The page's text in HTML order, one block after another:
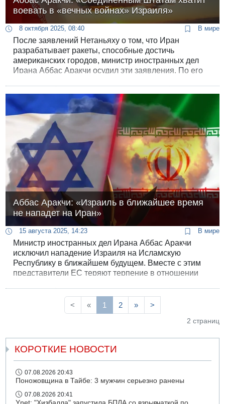
воевать в «вечных войнах» Израиля»
8 октября 2025, 08:40 В мире
После заявлений Нетаньяху о том, что Иран
разрабатывает ракеты, способные достичь
американских городов, министр иностранных дел
Ирана Аббас Аракчи осудил эти заявления. По его
Аббас Аракчи: «Израиль в ближайшее время
не нападет на Иран»
15 августа 2025, 14:23 В мире
Министр иностранных дел Ирана Аббас Аракчи
исключил нападение Израиля на Исламскую
Республику в ближайшем будущем. Вместе с этим
представители ЕС теряют терпение в отношении
<
« 1 2 » >
2 страниц
КОРОТКИЕ НОВОСТИ
07.08.2026 20:43
Поножовщина в Тайбе: 3 мужчин серьезно ранены
07.08.2026 20:41